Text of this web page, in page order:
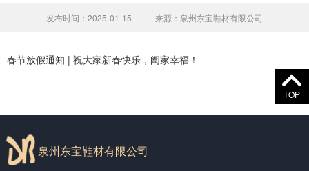
发布时间：2025-01-15 来源：泉州东宝鞋材有限公司
春节放假通知 | 祝大家新春快乐，阖家幸福！
泉州东宝鞋材有限公司
TOP